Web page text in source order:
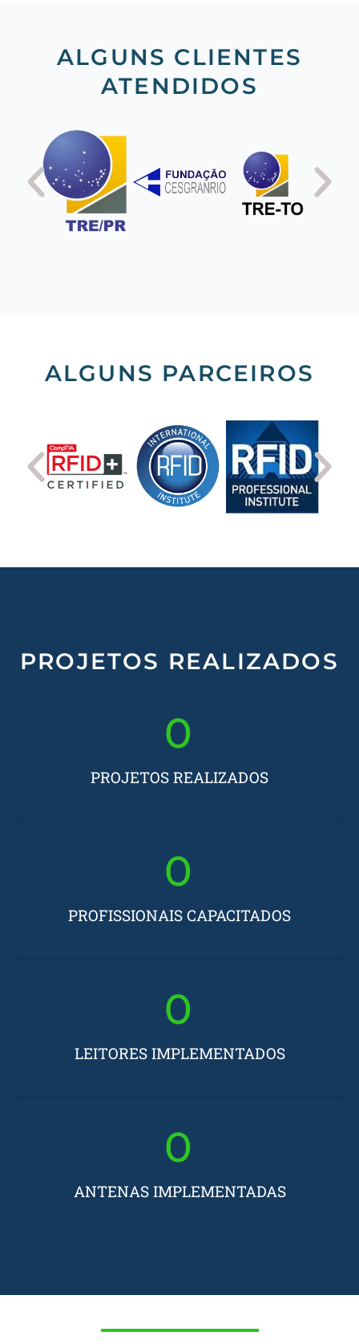
ALGUNS CLIENTES
ATENDIDOS
ALGUNS PARCEIROS
PROJETOS REALIZADOS
PROJETOS REALIZADOS
0
PROFISSIONAIS CAPACITADOS​
0
LEITORES IMPLEMENTADOS​
0
ANTENAS IMPLEMENTADAS​
0